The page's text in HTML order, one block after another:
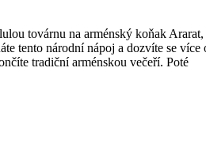
továrnu na arménský koňak Ararat,
tento národní nápoj a dozvíte se více
tradiční arménskou večeří. Poté